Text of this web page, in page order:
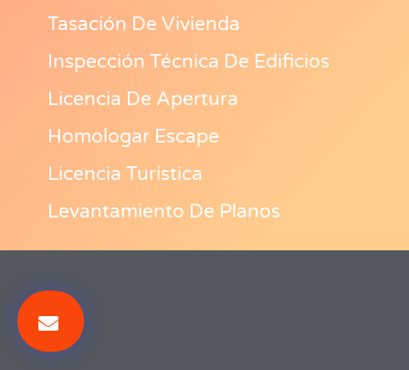
Tasación De Vivienda
Inspección Técnica De Edificios
Licencia De Apertura
Homologar Escape
Licencia Turística
Levantamiento De Planos